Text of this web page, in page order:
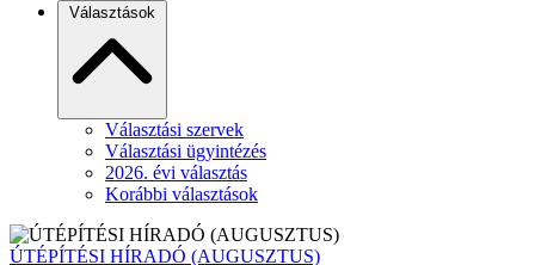
Választások
Választási szervek
Választási ügyintézés
2026. évi választás
Korábbi választások
ÚTÉPÍTÉSI HÍRADÓ (AUGUSZTUS)